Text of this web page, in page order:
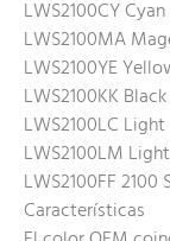
LWS2100CY Cyan
LWS2100MA
LWS2100YE
LWS2100KK Black
LWS2100LC
LWS2100LM
LWS2100FF
Características